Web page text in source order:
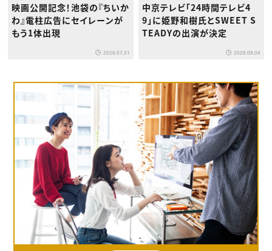
映画公開記念！池袋の『ちいか
わ』電柱広告にセイレーンが
もう1体出現
2026.07.31
中京テレビ「24時間テレビ4
9」に姫野和樹氏とSWEET S
TEADYの出演が決定
2026.08.04